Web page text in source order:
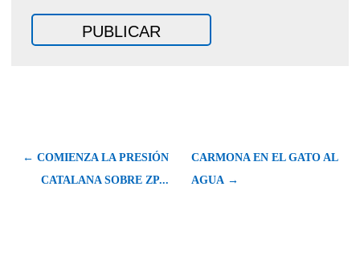
← COMIENZA LA PRESIÓN
CATALANA SOBRE ZP...
CARMONA EN EL GATO AL
AGUA →